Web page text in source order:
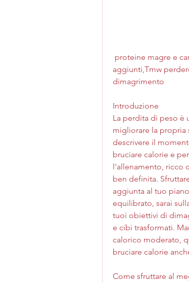
aggiunti,Tmw
dimagrimento
Introduzione
La perdita di peso è
migliorare la propria
descrivere il
bruciare calorie e
l'allenamento, ricco
ben definita.
aggiunta al tuo
equilibrato, sarai
tuoi obiettivi di
e cibi trasformati.
calorico moderato,
bruciare calorie
Come sfruttare al